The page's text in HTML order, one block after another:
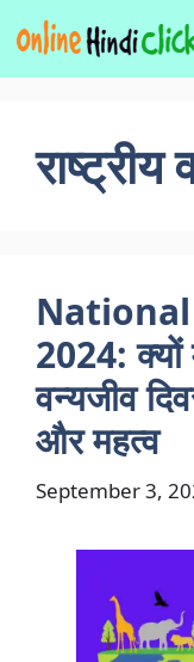
to
content
2024: क्यों
वन्यजीव
और महत्व
September 3,